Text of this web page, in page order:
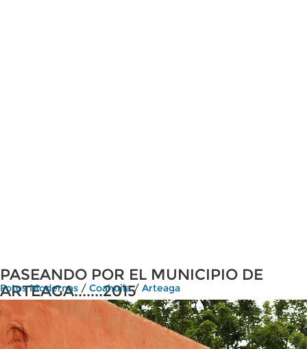
PASEANDO POR EL MUNICIPIO DE
ARTEAGA.......2015
Fotos Modernas / Coahuila/ Arteaga